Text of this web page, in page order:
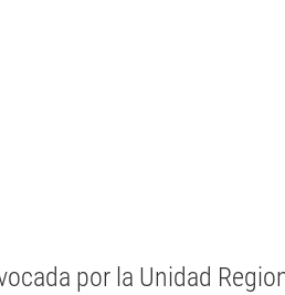
por la Unidad